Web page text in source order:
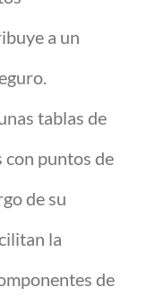
a un
tablas de
con puntos de
de su
la
de